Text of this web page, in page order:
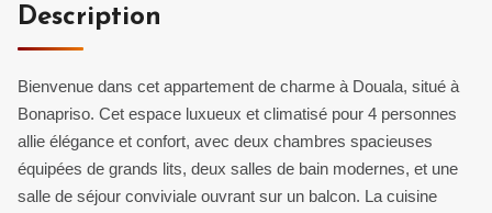
Description
Bienvenue dans cet appartement de charme à Douala, situé à
Bonapriso. Cet espace luxueux et climatisé pour 4 personnes
allie élégance et confort, avec deux chambres spacieuses
équipées de grands lits, deux salles de bain modernes, et une
salle de séjour conviviale ouvrant sur un balcon. La cuisine